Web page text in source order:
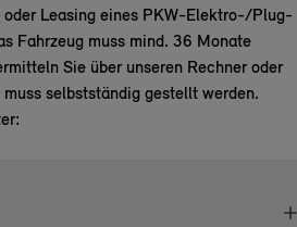
oder Leasing eines PKW-Elektro-/Plug-
Fahrzeug muss mind. 36 Monate
Sie über unseren Rechner oder
selbstständig gestellt werden.